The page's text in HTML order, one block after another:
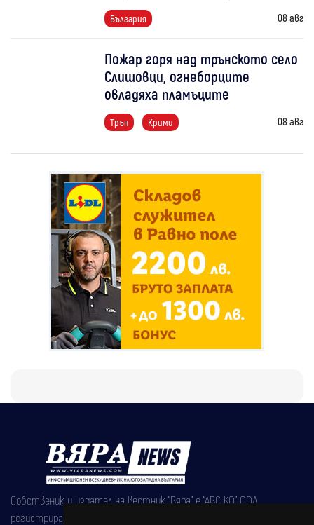
България 08 авг
Пожар горя над трънското село
Слишовци, огнеборците
овладяха пламъците
Трън Крими 08 авг
Собственик и издател на вестник "Вяра" е "АВС КО" ООД,
регистрирана на 08.05.2002 година.